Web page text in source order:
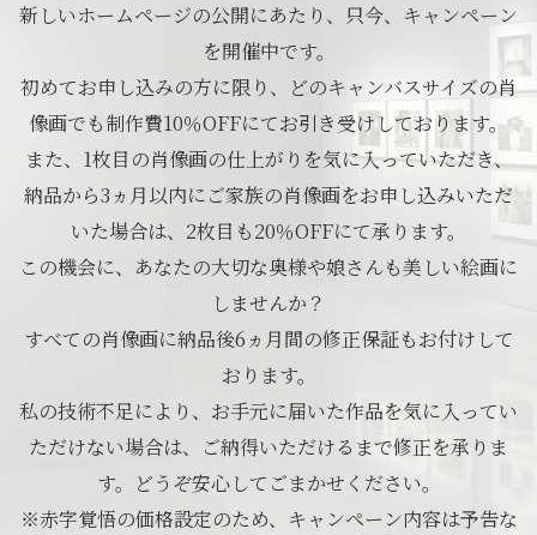
新しいホームページの公開にあたり、只今、キャンペーン
を開催中です。
初めてお申し込みの方に限り、どのキャンバスサイズの肖
像画でも制作費10％OFFにてお引き受けしております。
また、1枚目の肖像画の仕上がりを気に入っていただき、
納品から3ヵ月以内にご家族の肖像画をお申し込みいただ
いた場合は、2枚目も20％OFFにて承ります。
この機会に、あなたの大切な奥様や娘さんも美しい絵画に
しませんか？
すべての肖像画に納品後6ヵ月間の修正保証もお付けして
おります。
私の技術不足により、お手元に届いた作品を気に入ってい
ただけない場合は、ご納得いただけるまで修正を承りま
す。どうぞ安心してごまかせください。
※赤字覚悟の価格設定のため、キャンペーン内容は予告な